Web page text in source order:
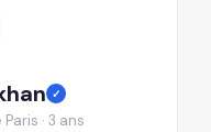
✓
· 3 ans